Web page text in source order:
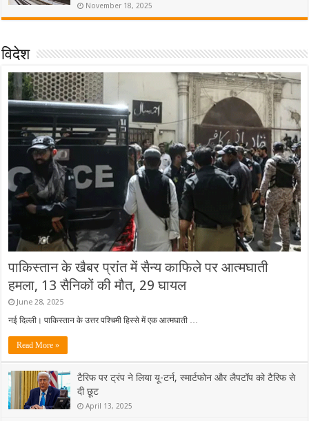
November 18, 2025
विदेश
पाकिस्तान के खैबर प्रांत में सैन्य काफिले पर आत्मघाती
हमला, 13 सैनिकों की मौत, 29 घायल
June 28, 2025
नई दिल्ली। पाकिस्तान के उत्तर पश्चिमी हिस्से में एक आत्मघाती …
Read More »
टैरिफ पर ट्रंप ने लिया यू-टर्न, स्मार्टफोन और लैपटॉप को टैरिफ से
दी छूट
April 13, 2025